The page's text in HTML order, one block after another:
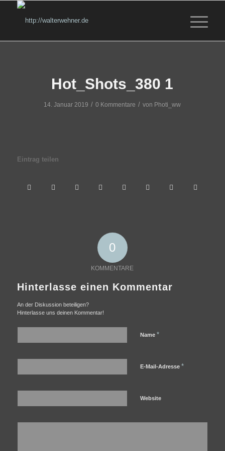
Hot_Shots_380 1
14. Januar 2019 / 0 Kommentare / von Photi_ww
Eintrag teilen
0
KOMMENTARE
Hinterlasse einen Kommentar
An der Diskussion beteiligen?
Hinterlasse uns deinen Kommentar!
Name *
E-Mail-Adresse *
Website